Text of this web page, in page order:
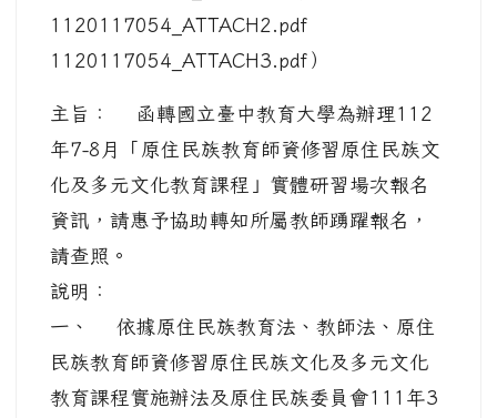
1120117054_ATTACH2.pdf
1120117054_ATTACH3.pdf）
主旨： 函轉國立臺中教育大學為辦理112
年7-8月「原住民族教育師資修習原住民族文
化及多元文化教育課程」實體研習場次報名
資訊，請惠予協助轉知所屬教師踴躍報名，
請查照。
說明：
一、 依據原住民族教育法、教師法、原住
民族教育師資修習原住民族文化及多元文化
教育課程實施辦法及原住民族委員會111年3